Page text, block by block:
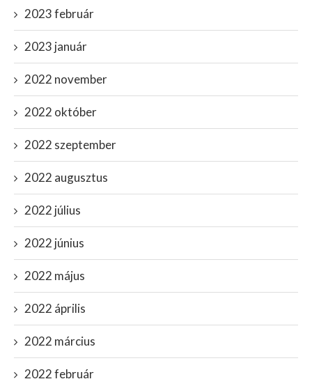
2023 február
2023 január
2022 november
2022 október
2022 szeptember
2022 augusztus
2022 július
2022 június
2022 május
2022 április
2022 március
2022 február